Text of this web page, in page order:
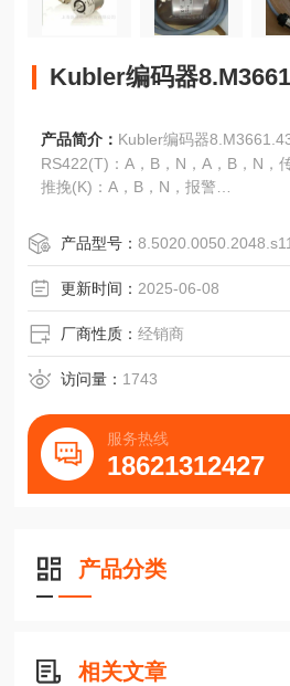
Kubler编码器
产品简介： Kubler编码器
RS422(T)：A，B，N，A，B，N，
推挽(K)：A，B，N，报警
脉冲宽度误差大±25°电气
脉冲数1~10000
警告输出NPN集电极开路，大5mA
脉冲形状方波
脉冲占空比1:1
1电源电压直流10-30V的带极性保护
产品型号：
更新时间： 2025-06-08
厂商性质：经销商
访问量： 1743
服务热线
18621312427
产品分类
相关文章